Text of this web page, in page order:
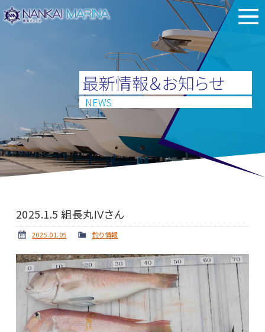
最新情報＆お知らせ
NEWS
2025.1.5 組長丸Ⅳさん
2025.01.05 釣り情報